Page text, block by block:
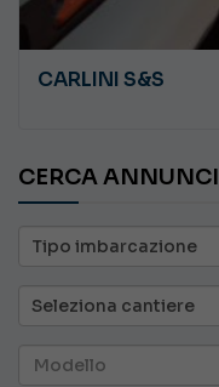
CARLINI S&S
CERCA ANNUNCI